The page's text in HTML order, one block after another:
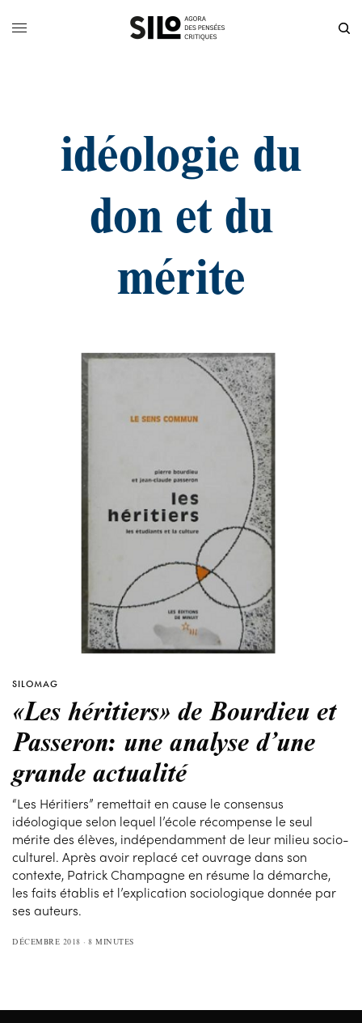
idéologie du
don et du
mérite
SILOMAG
«Les héritiers» de Bourdieu et
Passeron: une analyse d’une
grande actualité
“Les Héritiers” remettait en cause le consensus
idéologique selon lequel l’école récompense le seul
mérite des élèves, indépendamment de leur milieu socio-
culturel. Après avoir replacé cet ouvrage dans son
contexte, Patrick Champagne en résume la démarche,
les faits établis et l’explication sociologique donnée par
ses auteurs.
DÉCEMBRE 2018 8 MINUTES